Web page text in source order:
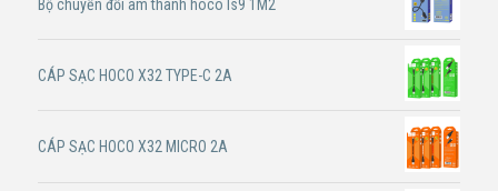
Bộ chuyển đổi âm thanh hoco ls9 1M2
CÁP SẠC HOCO X32 TYPE-C 2A
CÁP SẠC HOCO X32 MICRO 2A